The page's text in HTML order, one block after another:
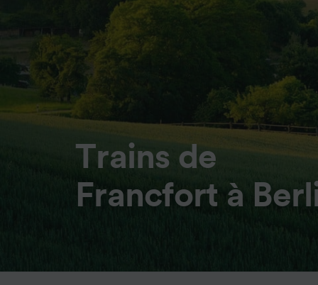
Trains de
Francfort à